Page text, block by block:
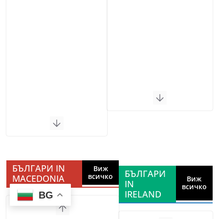
БЪЛГАРИ IN
MACEDONIA
Виж
всичко
БЪЛГАРИ
IN
IRELAND
Виж
всичко
BG